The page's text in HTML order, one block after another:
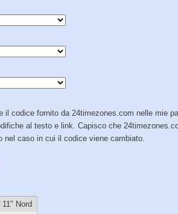
il codice fornito da 24timezones.com nelle mie
al testo e link. Capisco che
nel caso in cui il codice viene cambiato.
11″ Nord